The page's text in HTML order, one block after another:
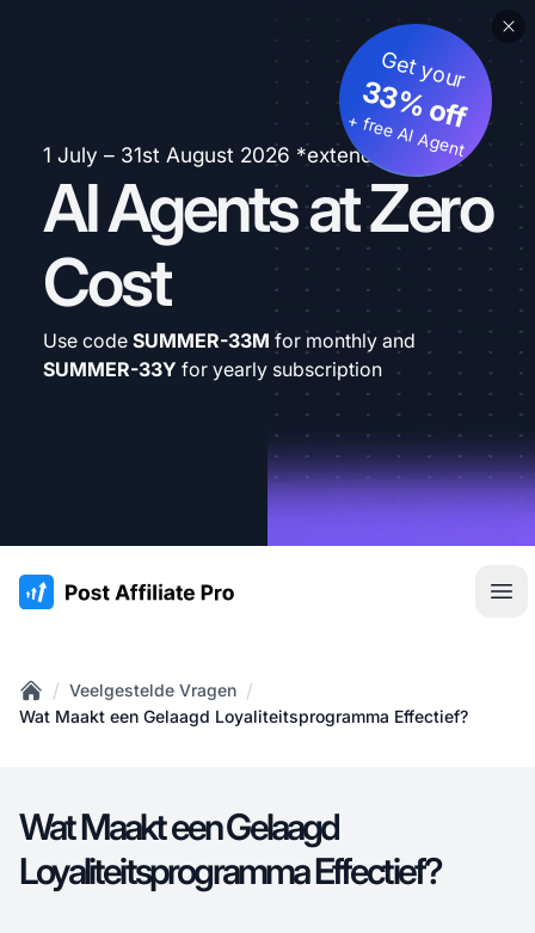
1 July – 31st August 2026 *extended
AI Agents at Zero
Cost
Get your
33% off
+ free AI Agent
Use code SUMMER-33M for monthly and
SUMMER-33Y for yearly subscription
:site.title
Home
/ Veelgestelde Vragen /
Wat Maakt een Gelaagd Loyaliteitsprogramma Effectief?
Wat Maakt een Gelaagd
Loyaliteitsprogramma Effectief?